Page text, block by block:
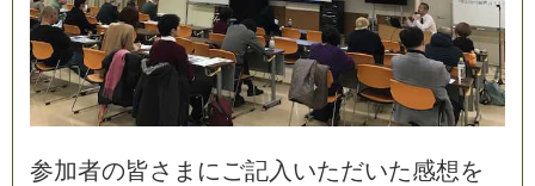
参加者の皆さ ま にご記入 いただいた感想を